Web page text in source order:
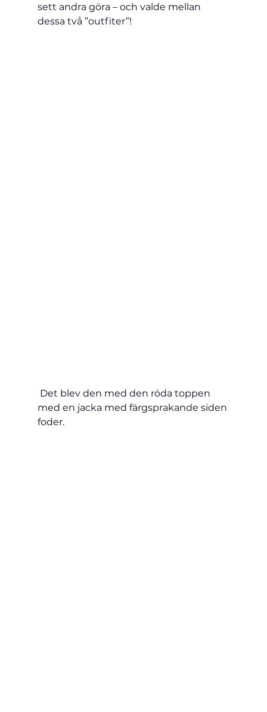
sett andra göra – och valde mellan
dessa två ”outfiter”!
Det blev den med den röda toppen
med en jacka med färgsprakande siden
foder.